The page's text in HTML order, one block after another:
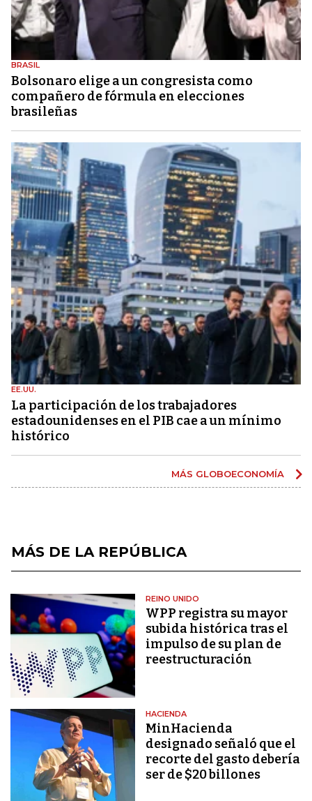
BRASIL
Bolsonaro elige a un congresista como
compañero de fórmula en elecciones
brasileñas
EE.UU.
La participación de los trabajadores
estadounidenses en el PIB cae a un mínimo
histórico
MÁS GLOBOECONOMÍA
MÁS DE LA REPÚBLICA
REINO UNIDO
WPP registra su mayor
subida histórica tras el
impulso de su plan de
reestructuración
HACIENDA
MinHacienda
designado señaló que el
recorte del gasto debería
ser de $20 billones